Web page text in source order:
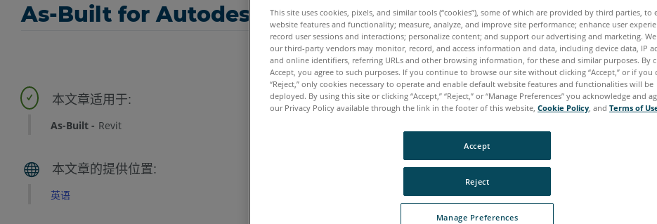
As-Built for Autodesk Revit準備好點雲和適合牆壁
As-Built Revit
英语
This site uses cookies, pixels, and similar tools (“cookies”), some of which are provided by third parties, to
website features and functionality; measure, analyze, and improve site performance; enhance user
record user sessions and interactions; personalize content; and support our advertising and marketing.
our third-party vendors may monitor, record, and access information and data, including device data, IP
and online identifiers, referring URLs and other browsing information, for these and similar purposes. By
Accept, you agree to such purposes. If you continue to browse our site without clicking “Accept,” or if you
“Reject,” only cookies necessary to operate and enable default website features and functionalities will be
deployed. By using this site or clicking “Accept,” “Reject,” or “Manage Preferences” you acknowledge and
our Privacy Policy available through the link in the footer of this website, Cookie Policy, and Terms of
Manage Preferences
Reject
Accept